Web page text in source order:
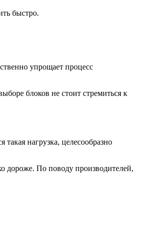
быстро.
упрощает процесс
блоков не стоит стремиться к
нагрузка, целесообразно
дороже. По поводу производителей,